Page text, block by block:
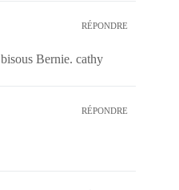
RÉPONDRE
Bernie. cathy
RÉPONDRE